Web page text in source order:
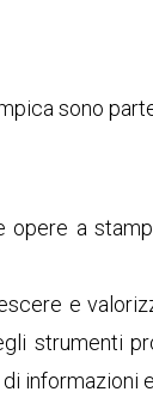
sono
a
e
strumenti
informazioni